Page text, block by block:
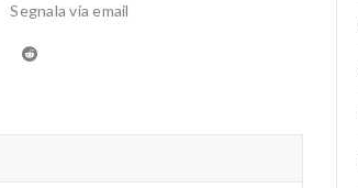
Segnala via email